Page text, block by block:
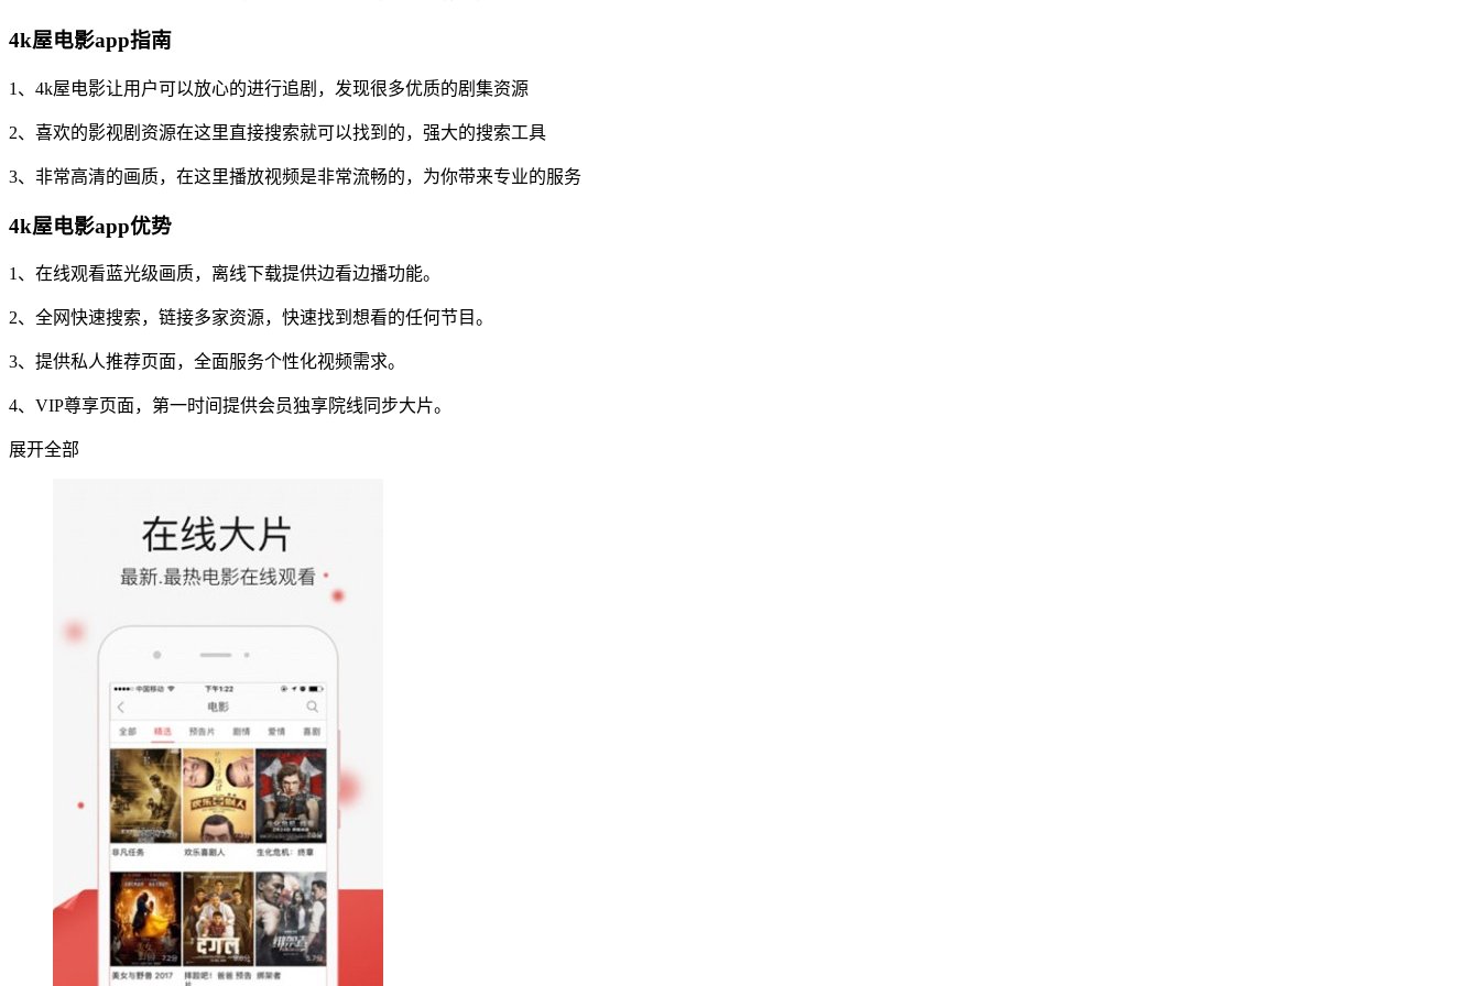
4k屋电影app指南
1、4k屋电影让用户可以放心的进行追剧，发现很多优质的剧集资源
2、喜欢的影视剧资源在这里直接搜索就可以找到的，强大的搜索工具
3、非常高清的画质，在这里播放视频是非常流畅的，为你带来专业的服务
4k屋电影app优势
1、在线观看蓝光级画质，离线下载提供边看边播功能。
2、全网快速搜索，链接多家资源，快速找到想看的任何节目。
3、提供私人推荐页面，全面服务个性化视频需求。
4、VIP尊享页面，第一时间提供会员独享院线同步大片。
展开全部